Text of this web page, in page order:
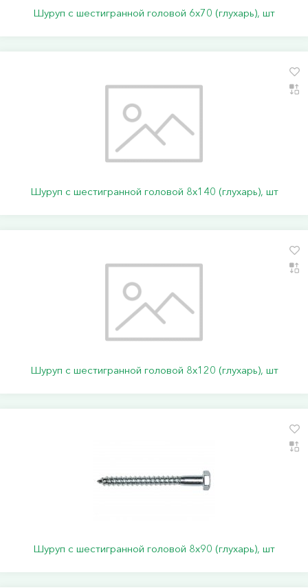
Шуруп с шестигранной головой 6х70 (глухарь), шт
Шуруп с шестигранной головой 8х140 (глухарь), шт
Шуруп с шестигранной головой 8х120 (глухарь), шт
Шуруп с шестигранной головой 8х90 (глухарь), шт